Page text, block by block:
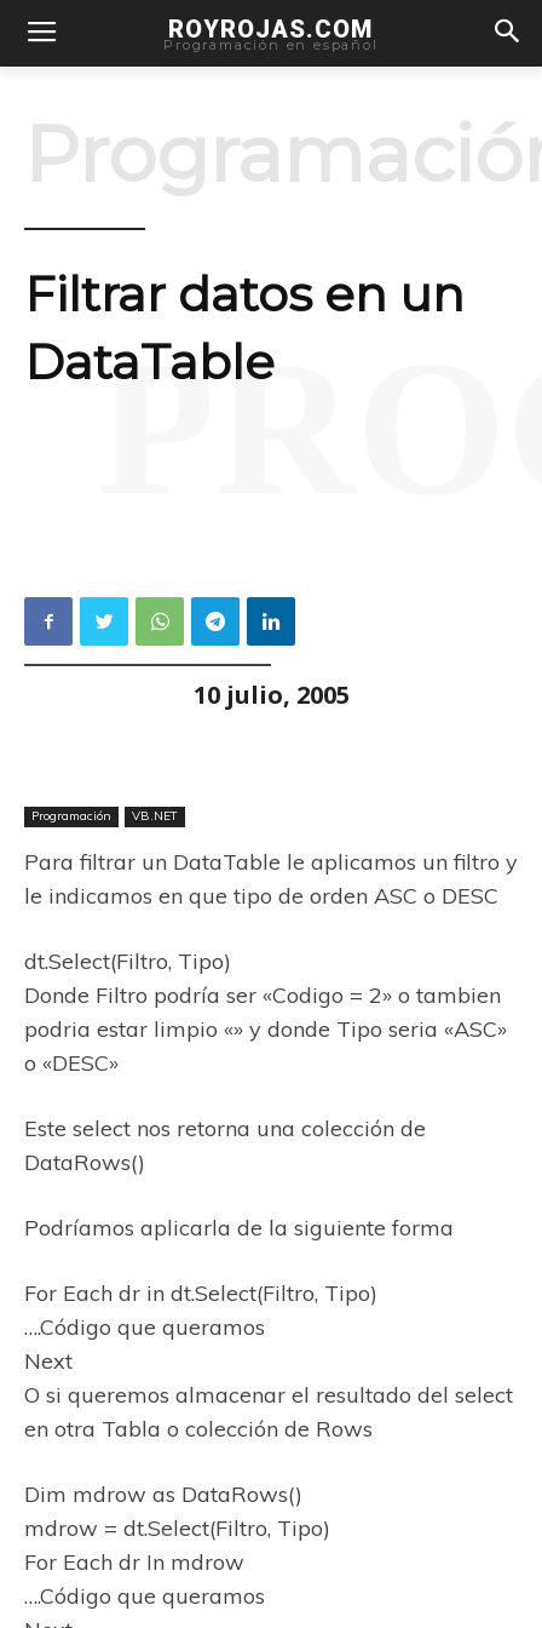
ROYROJAS.COM
Programación en español
Filtrar datos en un
DataTable
10 julio, 2005
Programación VB.NET
Para filtrar un DataTable le aplicamos un filtro y
le indicamos en que tipo de orden ASC o DESC
dt.Select(Filtro, Tipo)
Donde Filtro podría ser «Codigo = 2» o tambien
podria estar limpio «» y donde Tipo seria «ASC»
o «DESC»
Este select nos retorna una colección de
DataRows()
Podríamos aplicarla de la siguiente forma
For Each dr in dt.Select(Filtro, Tipo)
….Código que queramos
Next
O si queremos almacenar el resultado del select
en otra Tabla o colección de Rows
Dim mdrow as DataRows()
mdrow = dt.Select(Filtro, Tipo)
For Each dr In mdrow
….Código que queramos